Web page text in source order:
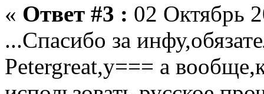
« Ответ #3 : 02 Октябрь
...Спасибо за
Petergreat,у=== а